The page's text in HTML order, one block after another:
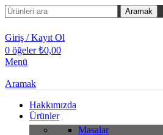
Aramak
Giriş / Kayıt Ol
0 öğeler ₺0,00
Menü
Aramak
Hakkımızda
Ürünler
Masalar